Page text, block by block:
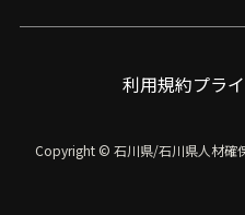
利用規約プラ
Copyright © 石川県/石川県人材確